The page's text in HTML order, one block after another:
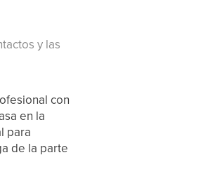
y las
con
en la
para
de la parte